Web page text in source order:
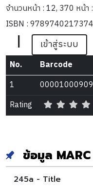
จำนวนหน้า : 12, 370 หน้า
ISBN : 9789740217374
| เข้าสู่ระบบ
No. Barcode
1
Rating
ข้อมูล MARC
245a - Title